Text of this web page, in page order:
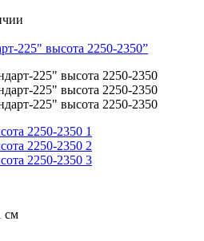
225" высота 2250-2350”
см